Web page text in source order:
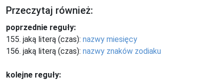
Przeczytaj również:
poprzednie reguły:
155. jaką literą (czas): nazwy miesięcy
156. jaką literą (czas): nazwy znaków zodiaku
kolejne reguły: